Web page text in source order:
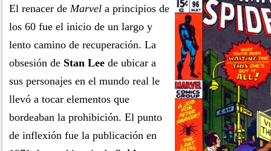
El renacer de Marvel a principios de
los 60 fue el inicio de un largo y
lento camino de recuperación. La
obsesión de Stan Lee de ubicar a
sus personajes en el mundo real le
llevó a tocar elementos que
bordeaban la prohibición. El punto
de inflexión fue la publicación en